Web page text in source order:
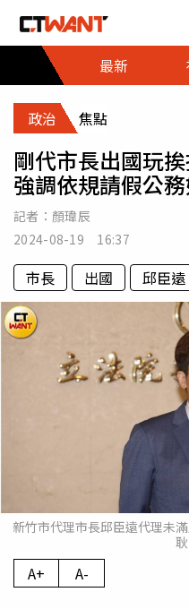
最新
政治 焦點
剛代市長出國玩
強調依規請假公
記者： 顏瑋辰
2024-08-19 16:37
市長 出國 邱臣遠
新竹市代理市長邱臣遠代理未
耿
A+ A-